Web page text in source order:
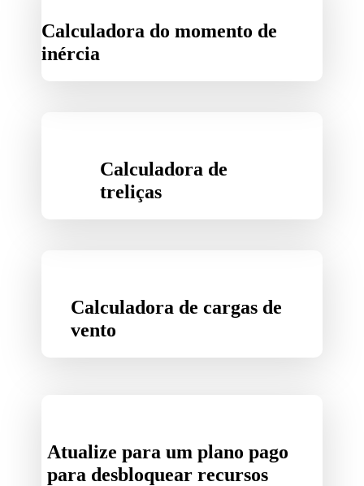
Calculadora do momento de
inércia
Calculadora de
treliças
Calculadora de cargas de
vento
Atualize para um plano pago
para desbloquear recursos